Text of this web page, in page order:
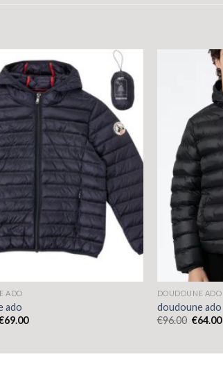
ADO
ado
69.00
DOUDOUNE ADO
doudoune ado
€96.00 €64.00